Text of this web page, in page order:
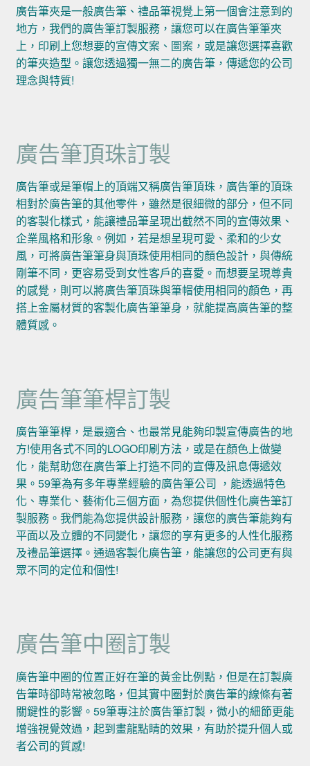
廣告筆夾是一般廣告筆、禮品筆視覺上第一個會注意到的
地方，我們的廣告筆訂製服務，讓您可以在廣告筆筆夾
上，印刷上您想要的宣傳文案、圖案，或是讓您選擇喜歡
的筆夾造型。讓您透過獨一無二的廣告筆，傳遞您的公司
理念與特質!
廣告筆頂珠訂製
廣告筆或是筆帽上的頂端又稱廣告筆頂珠，廣告筆的頂珠
相對於廣告筆的其他零件，雖然是很細微的部分，但不同
的客製化樣式，能讓禮品筆呈現出截然不同的宣傳效果、
企業風格和形象。例如，若是想呈現可愛、柔和的少女
風，可將廣告筆筆身與頂珠使用相同的顏色設計，與傳統
剛筆不同，更容易受到女性客戶的喜愛。而想要呈現尊貴
的感覺，則可以將廣告筆頂珠與筆帽使用相同的顏色，再
搭上金屬材質的客製化廣告筆筆身，就能提高廣告筆的整
體質感。
廣告筆筆桿訂製
廣告筆筆桿，是最適合、也最常見能夠印製宣傳廣告的地
方!使用各式不同的LOGO印刷方法，或是在顏色上做變
化，能幫助您在廣告筆上打造不同的宣傳及訊息傳遞效
果。59筆為有多年專業經驗的廣告筆公司 ，能透過特色
化、專業化、藝術化三個方面，為您提供個性化廣告筆訂
製服務。我們能為您提供設計服務，讓您的廣告筆能夠有
平面以及立體的不同變化，讓您的享有更多的人性化服務
及禮品筆選擇。通過客製化廣告筆，能讓您的公司更有與
眾不同的定位和個性!
廣告筆中圈訂製
廣告筆中圈的位置正好在筆的黃金比例點，但是在訂製廣
告筆時卻時常被忽略，但其實中圈對於廣告筆的線條有著
關鍵性的影響。59筆專注於廣告筆訂製，微小的細節更能
增強視覺效過，起到畫龍點睛的效果，有助於提升個人或
者公司的質感!